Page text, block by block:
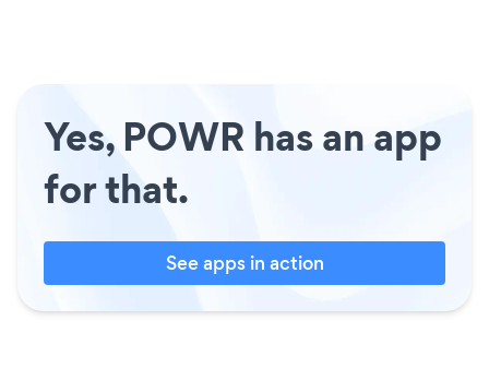
Yes, POWR has an app
for that.
See apps in action